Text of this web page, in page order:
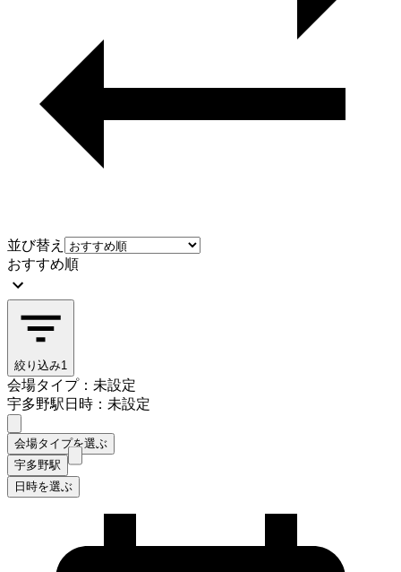
並び替え
おすすめ順
絞り込み1
会場タイプ：未設定
宇多野駅日時：未設定
会場タイプを選ぶ
宇多野駅
日時を選ぶ